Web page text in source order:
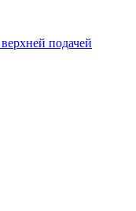
подачей